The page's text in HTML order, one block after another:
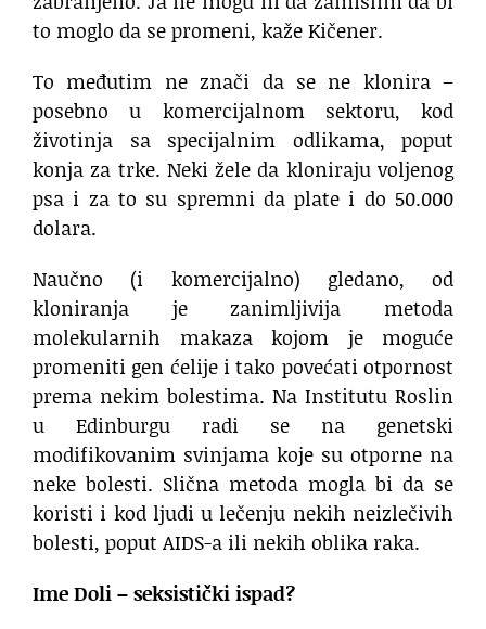
to moglo da se promeni, kaže Kičener.
To međutim ne znači da se ne klonira –
posebno u komercijalnom sektoru, kod
životinja sa specijalnim odlikama, poput
konja za trke. Neki žele da kloniraju voljenog
psa i za to su spremni da plate i do 50.000
dolara.
Naučno (i komercijalno) gledano, od
kloniranja je zanimljivija metoda
molekularnih makaza kojom je moguće
promeniti gen ćelije i tako povećati otpornost
prema nekim bolestima. Na Institutu Roslin
u Edinburgu radi se na genetski
modifikovanim svinjama koje su otporne na
neke bolesti. Slična metoda mogla bi da se
koristi i kod ljudi u lečenju nekih neizlečivih
bolesti, poput AIDS-a ili nekih oblika raka.
Ime Doli – seksistički ispad?